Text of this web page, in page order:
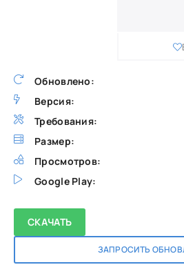
Обновлено:
Версия:
Требования:
Размер:
Просмотров:
Google Play:
СКАЧАТЬ
ЗАПРОСИТЬ